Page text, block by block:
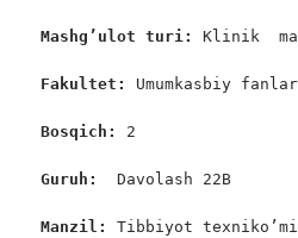
Mashg’ulot turi: Klinik
Fakultet: Umumkasbiy
Bosqich: 2
Guruh: Davolash 22B
Manzil: Tibbiyot